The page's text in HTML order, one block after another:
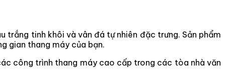
tinh khôi và vân đá tự nhiên đặc trưng. Sản phẩm
gian thang máy của bạn.
công trình thang máy cao cấp trong các tòa nhà văn